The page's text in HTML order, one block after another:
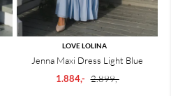
LOVE LOLINA
Jenna Maxi Dress Light Blue
1.884,- 2.899,-